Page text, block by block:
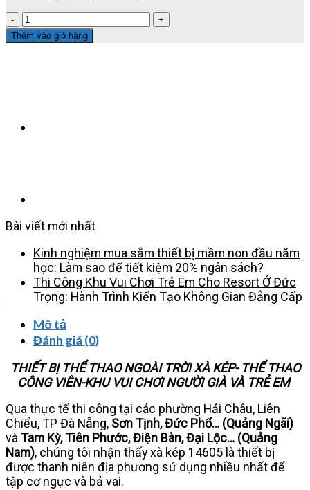
THIẾT
BỊ
THỂ
HOF
luyện
thể
lực
cộng
đồng
cho
công
–
khu
cư
–
thôn
mới
số
lượng
Thêm vào giỏ hàng
Bài viết mới nhất
Kinh nghiệm mua sắm thiết bị mầm non đầu năm
học: Làm sao để tiết kiệm 20% ngân sách?
Thi Công Khu Vui Chơi Trẻ Em Cho Resort Ở Đức
Trọng: Hành Trình Kiến Tạo Không Gian Đẳng Cấp
Mô tả
Đánh giá (0)
THIẾT BỊ THỂ THAO NGOÀI TRỜI XÀ KÉP- THỂ THAO
CÔNG VIÊN-KHU VUI CHƠI NGƯỜI GIÀ VÀ TRẺ EM
Qua thực tế thi công tại các phường Hải Châu, Liên
Chiểu, TP Đà Nẵng, Sơn Tịnh, Đức Phổ… (Quảng Ngãi)
và Tam Kỳ, Tiên Phước, Điện Bàn, Đại Lộc… (Quảng
Nam), chúng tôi nhận thấy xà kép 14605 là thiết bị
được thanh niên địa phương sử dụng nhiều nhất để
tập cơ ngực và bả vai.